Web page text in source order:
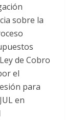
sobre la
de Cobro
el
para
en